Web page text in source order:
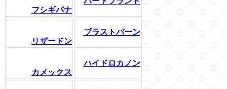
フシギバナ
リザードン
ブラストバーン
カメックス
ハイドロカノン